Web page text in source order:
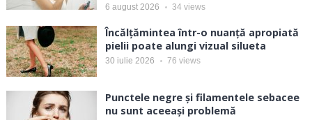
6 august 2026 34 views
Încălțămintea într-o nuanță apropiată
pielii poate alungi vizual silueta
30 iulie 2026 76 views
Punctele negre și filamentele sebacee
nu sunt aceeași problemă